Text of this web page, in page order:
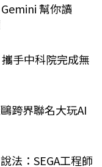
幫你讀
手中科院完成無
跨界聯名大玩AI
法：SEGA工程師